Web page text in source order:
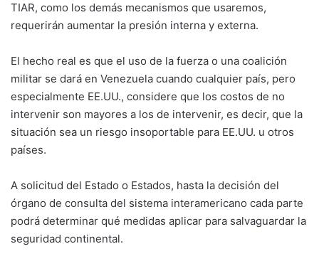
TIAR, como los demás mecanismos que usaremos,
requerirán aumentar la presión interna y externa.
El hecho real es que el uso de la fuerza o una coalición
militar se dará en Venezuela cuando cualquier país, pero
especialmente EE.UU., considere que los costos de no
intervenir son mayores a los de intervenir, es decir, que la
situación sea un riesgo insoportable para EE.UU. u otros
países.
A solicitud del Estado o Estados, hasta la decisión del
órgano de consulta del sistema interamericano cada parte
podrá determinar qué medidas aplicar para salvaguardar la
seguridad continental.